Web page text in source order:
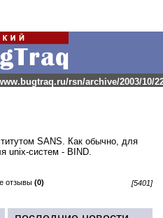
rsn/archive/2003/10/
SANS. Как обычно, для
unix-систем - BIND.
отзывы (0)
[5401]